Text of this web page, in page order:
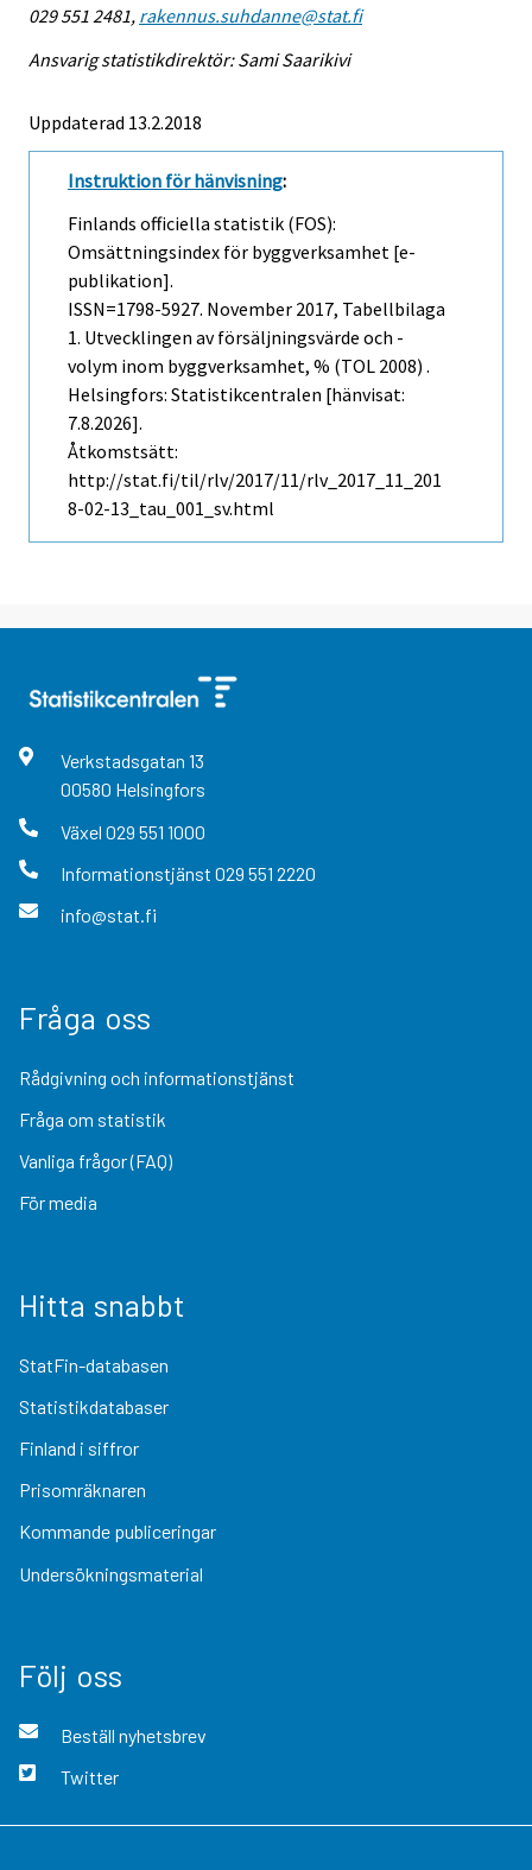
029 551 2481, rakennus.suhdanne@stat.fi
Ansvarig statistikdirektör: Sami Saarikivi
Uppdaterad 13.2.2018
Instruktion för hänvisning:
Finlands officiella statistik (FOS):
Omsättningsindex för byggverksamhet [e-
publikation].
ISSN=1798-5927. November 2017, Tabellbilaga
1. Utvecklingen av försäljningsvärde och -
volym inom byggverksamhet, % (TOL 2008) .
Helsingfors: Statistikcentralen [hänvisat:
7.8.2026].
Åtkomstsätt:
http://stat.fi/til/rlv/2017/11/rlv_2017_11_201
8-02-13_tau_001_sv.html
Verkstadsgatan 13
00580 Helsingfors
Växel 029 551 1000
Informationstjänst 029 551 2220
info@stat.fi
Fråga oss
Rådgivning och informationstjänst
Fråga om statistik
Vanliga frågor (FAQ)
För media
Hitta snabbt
StatFin-databasen
Statistikdatabaser
Finland i siffror
Prisomräknaren
Kommande publiceringar
Undersökningsmaterial
Följ oss
Beställ nyhetsbrev
Twitter